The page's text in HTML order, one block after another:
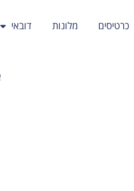
כרטיסים מלונות דובאי